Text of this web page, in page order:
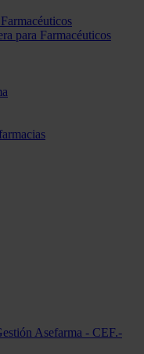
para Farmacéuticos
Asefarma - CEF.-